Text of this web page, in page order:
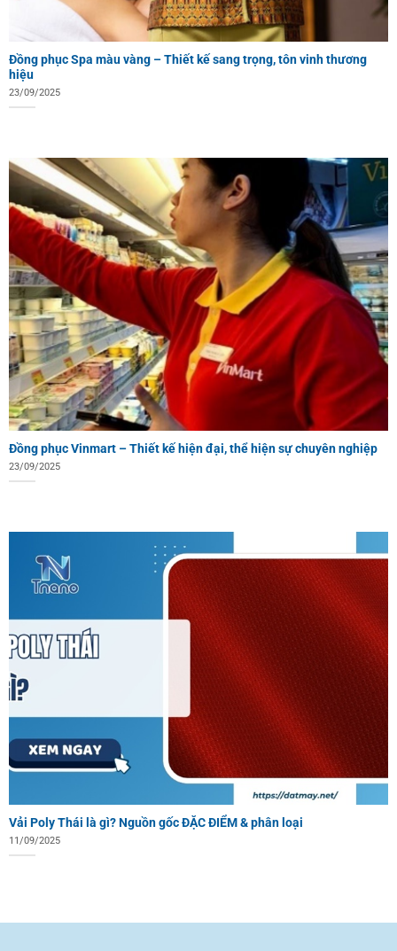
Đồng phục Spa màu vàng – Thiết kế sang trọng, tôn vinh thương
hiệu
23/09/2025
Đồng phục Vinmart – Thiết kế hiện đại, thể hiện sự chuyên nghiệp
23/09/2025
Vải Poly Thái là gì? Nguồn gốc ĐẶC ĐIỂM & phân loại
11/09/2025